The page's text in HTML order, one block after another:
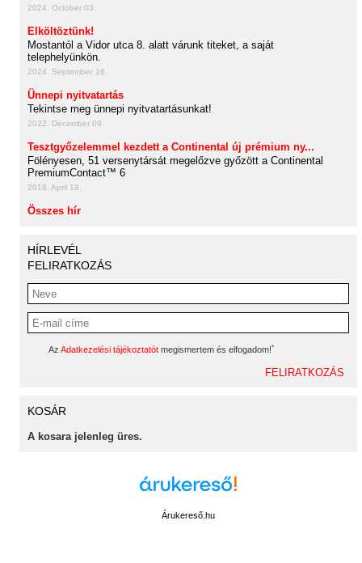
2024. October 03.
Elköltöztünk!
Mostantól a Vidor utca 8. alatt várunk titeket, a saját
telephelyünkön.
2024. September 16.
Ünnepi nyitvatartás
Tekintse meg ünnepi nyitvatartásunkat!
2022. December 09.
Tesztgyőzelemmel kezdett a Continental új prémium ny...
Fölényesen, 51 versenytársát megelőzve győzött a Continental
PremiumContact™ 6
2018. April 19.
Összes hír
HÍRLEVÉL
FELIRATKOZÁS
Az Adatkezelési tájékoztatót megismertem és elfogadom!*
KOSÁR
A kosara jelenleg üres.
Árukereső.hu